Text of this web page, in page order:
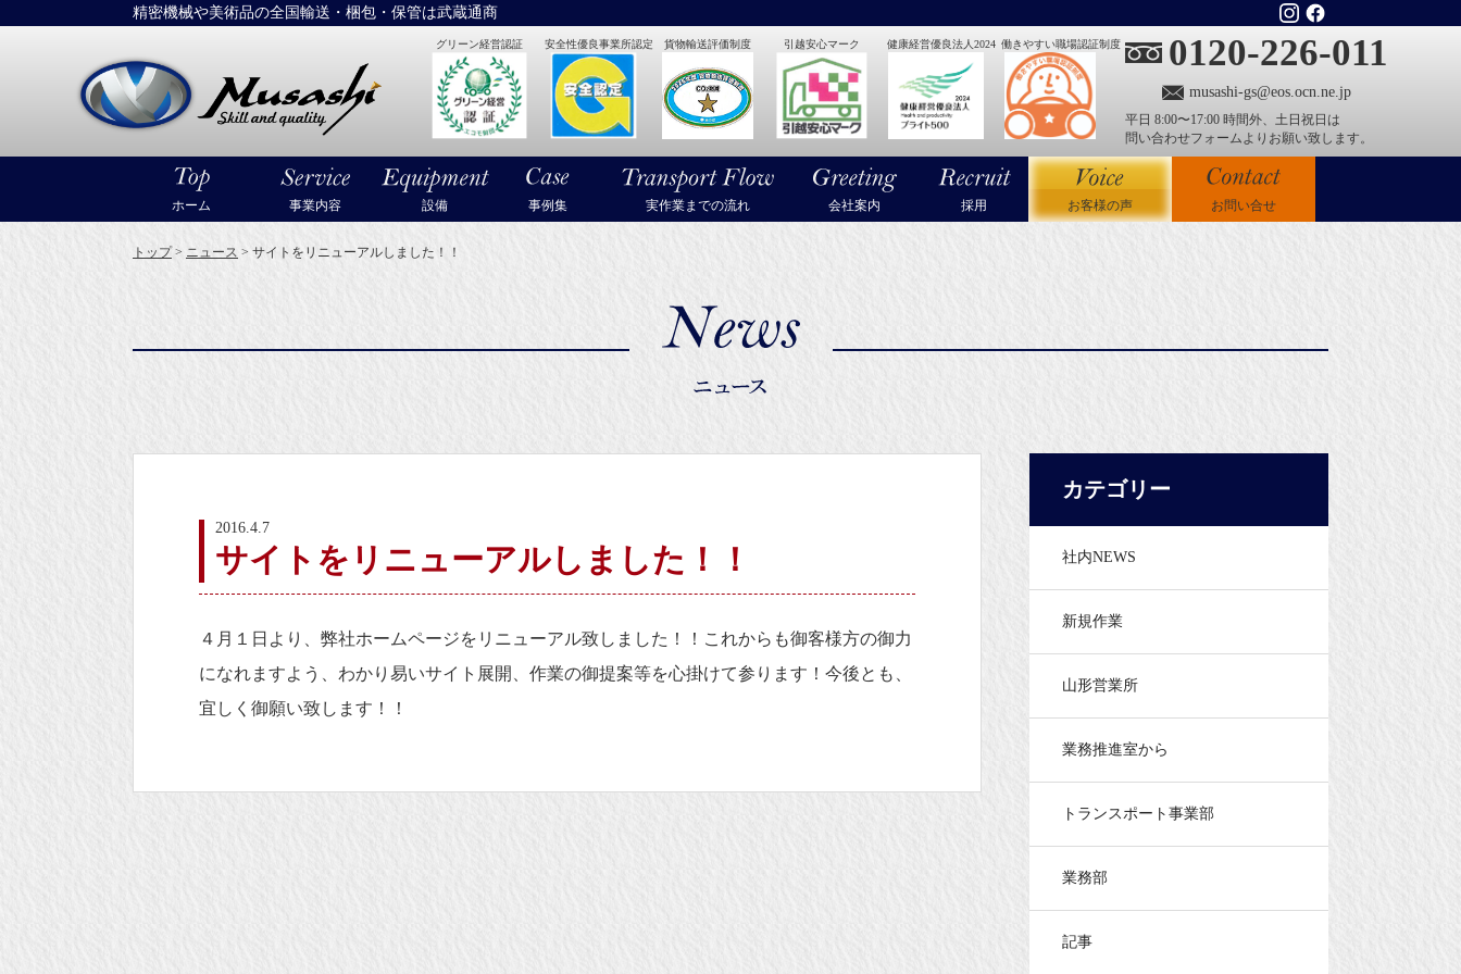
精密機械や美術品の全国輸送・梱包・保管は武蔵通商
大型精密機械・美術品・高級楽器の梱包・輸送なら武蔵通商
グリーン経営認証 安全性優良事業所認定 貨物輸送評価制度 引越安心マーク 健康経営優良法人2024 働きやすい職場認証制度 0120-226-011
musashi-gs@eos.ocn.ne.jp
平日 8:00〜17:00 時間外、土日祝日は
問い合わせフォームよりお願い致します。
ホーム 事業内容 設備 事例集 実作業までの流れ 会社案内 採用 お客様の声 お問い合せ
トップ> ニュース > サイトをリニューアルしました！！
2016.4.7
サイトをリニューアルしました！！
４月１日より、弊社ホームページをリニューアル致しました！！これからも御客様方の御力
になれますよう、わかり易いサイト展開、作業の御提案等を心掛けて参ります！今後とも、
宜しく御願い致します！！
カテゴリー
社内NEWS
新規作業
山形営業所
業務推進室から
トランスポート事業部
業務部
記事